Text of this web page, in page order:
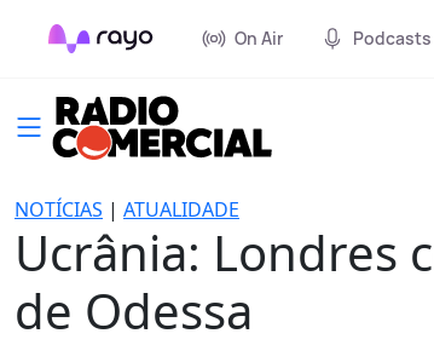
On Air Podcasts
NOTÍCIAS | ATUALIDADE
Ucrânia: Londres
de Odessa